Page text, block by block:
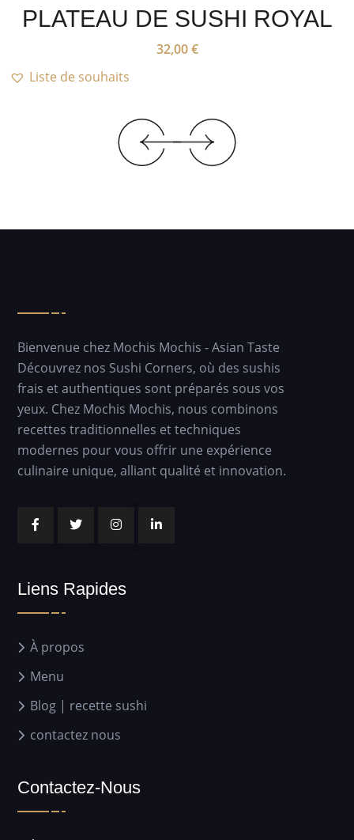
PLATEAU DE SUSHI ROYAL
32,00€
Liste de souhaits
Bienvenue chez Mochis Mochis - Asian Taste
Découvrez nos Sushi Corners, où des sushis
frais et authentiques sont préparés sous vos
yeux. Chez Mochis Mochis, nous combinons
recettes traditionnelles et techniques
modernes pour vous offrir une expérience
culinaire unique, alliant qualité et innovation.
Liens Rapides
À propos
Menu
Blog | recette sushi
contactez nous
Contactez-Nous